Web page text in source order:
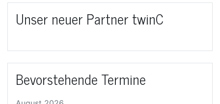
Unser neuer Partner twinC
Bevorstehende Termine